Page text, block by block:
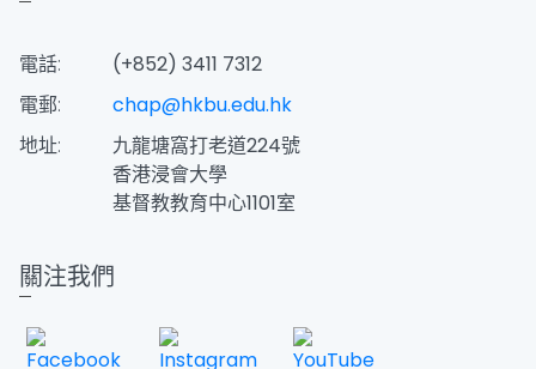
電話:
(+852) 3411 7312
電郵:
chap@hkbu.edu.hk
地址:
九龍塘窩打老道224號
香港浸會大學
​基督教教育中心1101室
關注我們